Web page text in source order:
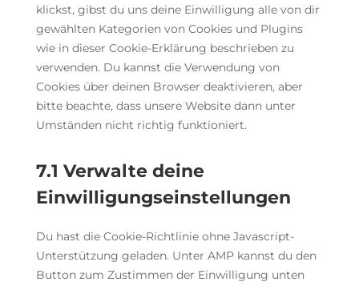
klickst, gibst du uns deine Einwilligung alle von dir
gewählten Kategorien von Cookies und Plugins
wie in dieser Cookie-Erklärung beschrieben zu
verwenden. Du kannst die Verwendung von
Cookies über deinen Browser deaktivieren, aber
bitte beachte, dass unsere Website dann unter
Umständen nicht richtig funktioniert.
7.1 Verwalte deine
Einwilligungseinstellungen
Du hast die Cookie-Richtlinie ohne Javascript-
Unterstützung geladen. Unter AMP kannst du den
Button zum Zustimmen der Einwilligung unten